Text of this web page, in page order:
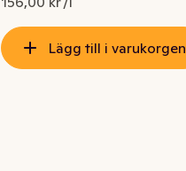
Lägg till i varukorgen